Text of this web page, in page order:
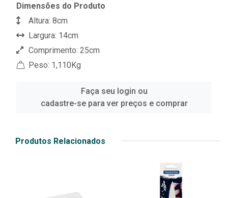
Dimensões do Produto
Altura: 8cm
Largura: 14cm
Comprimento: 25cm
Peso: 1,110Kg
Faça seu login ou
cadastre-se para ver preços e comprar
Produtos Relacionados